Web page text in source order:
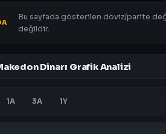
Bu sayfada gösterilen döviz/parite
değildir.
Dinarı Grafik Analizi
1A 3A 1Y